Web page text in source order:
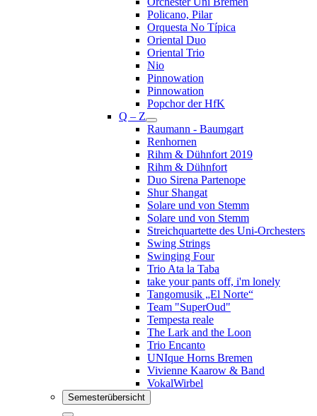
Policano, Pilar
Orquesta No Típica
Oriental Duo
Oriental Trio
Nio
Pinnowation
Pinnowation
Popchor der HfK
Q – Z
Raumann - Baumgart
Renhornen
Rihm & Dühnfort 2019
Rihm & Dühnfort
Duo Sirena Partenope
Shur Shangat
Solare und von Stemm
Solare und von Stemm
Streichquartette des Uni-Orchesters
Swing Strings
Swinging Four
Trio Ata la Taba
take your pants off, i'm lonely
Tangomusik „El Norte“
Team "SuperOud"
Tempesta reale
The Lark and the Loon
Trio Encanto
UNIque Horns Bremen
Vivienne Kaarow & Band
VokalWirbel
Semesterübersicht